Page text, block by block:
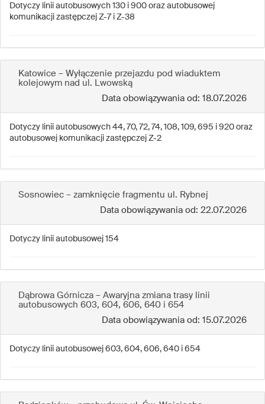
Dotyczy linii autobusowych 130 i 900 oraz autobusowej
komunikacji zastępczej Z-7 i Z-38
Katowice – Wyłączenie przejazdu pod wiaduktem
kolejowym nad ul. Lwowską
Data obowiązywania od: 18.07.2026
Dotyczy linii autobusowych 44, 70, 72, 74, 108, 109, 695 i 920 oraz
autobusowej komunikacji zastępczej Z-2
Sosnowiec – zamknięcie fragmentu ul. Rybnej
Data obowiązywania od: 22.07.2026
Dotyczy linii autobusowej 154
Dąbrowa Górnicza – Awaryjna zmiana trasy linii
autobusowych 603, 604, 606, 640 i 654
Data obowiązywania od: 15.07.2026
Dotyczy linii autobusowej 603, 604, 606, 640 i 654